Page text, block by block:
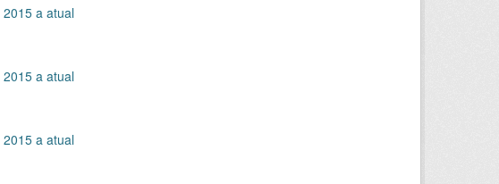
2015 a atual
2015 a atual
2015 a atual